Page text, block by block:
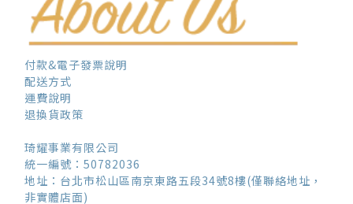
付款&電子發票說明
配送方式
運費說明
退換貨政策
琦耀事業有限公司
統一編號：50782036
地址：台北市松山區南京東路五段34號8樓(僅聯絡地址，
非實體店面)